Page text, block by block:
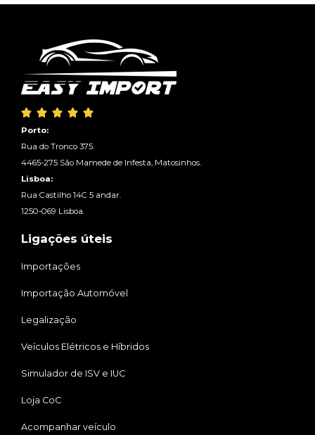
    
Porto:
Rua do Tronco 375.
4465-275 São Mamede de Infesta, Matosinhos.
Lisboa:
Rua Castilho 14C 5 andar.
1250-069 Lisboa.
Ligações úteis
Importações
Importação Automóvel
Legalização
Veículos Elétricos e Híbridos
Simulador de ISV e IUC
Loja CoC
Acompanhar veículo